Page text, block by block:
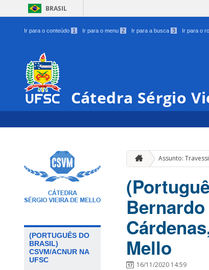
BRASIL
Ir para o conteúdo 1 Ir para o menu 2 Ir para a busca 3 Ir para o
Cátedra Sérgio
(PORTUGUÊS DO
BRASIL)
CSVM/ACNUR NA
UFSC
Assunto:
Mello
16/11/2020 14:59